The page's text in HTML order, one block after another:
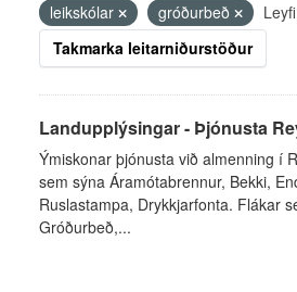
leikskólar
gróðurbeð
Takmarka leitarniðurstöður
Landupplýsingar - Þjónusta
Ýmiskonar þjónusta við almenning í
sem sýna Áramótabrennur, Bekki,
Ruslastampa, Drykkjarfonta. Flákar
Gróðurbeð,...